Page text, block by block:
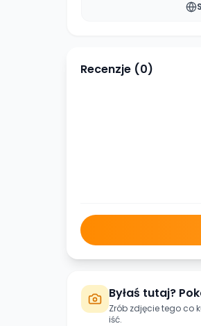
Recenzje (0)
Byłaś tutaj?
Zrób zdjęcie tego co
iść.